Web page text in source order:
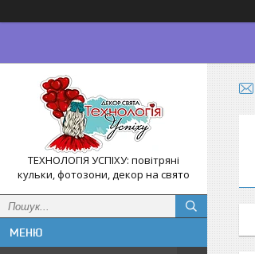
ТЕХНОЛОГІЯ УСПІХУ: повітряні
кульки, фотозони, декор на свято